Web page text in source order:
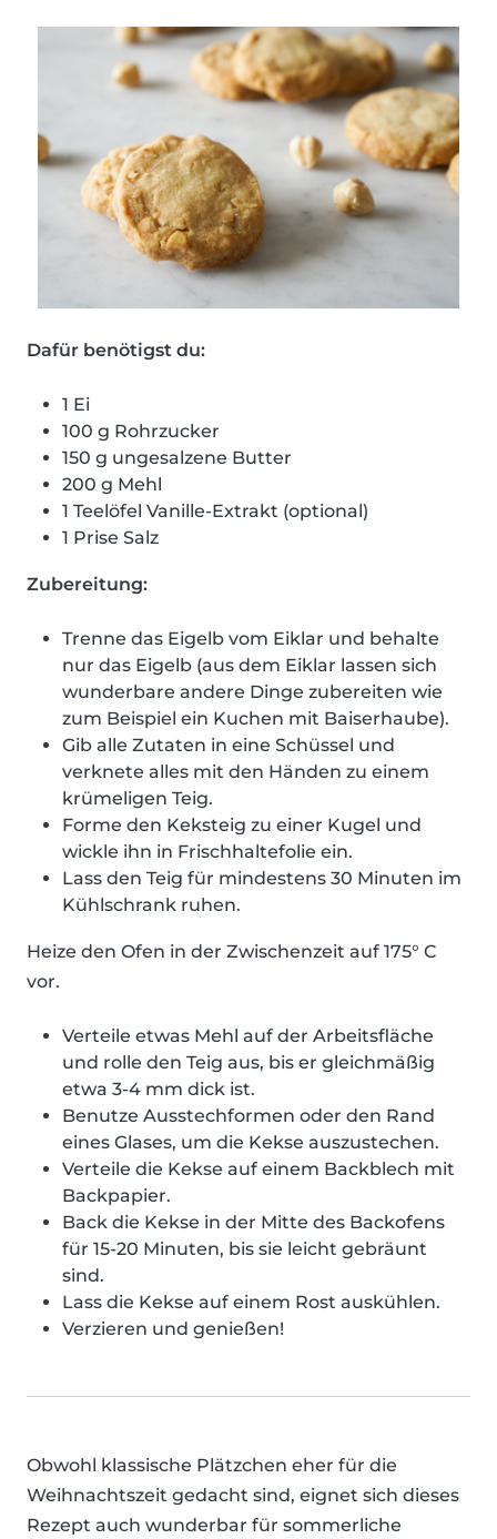
Dafür benötigst du:
1 Ei
100 g Rohrzucker
150 g ungesalzene Butter
200 g Mehl
1 Teelöfel Vanille-Extrakt (optional)
1 Prise Salz
Zubereitung:
Trenne das Eigelb vom Eiklar und behalte
nur das Eigelb (aus dem Eiklar lassen sich
wunderbare andere Dinge zubereiten wie
zum Beispiel ein Kuchen mit Baiserhaube).
Gib alle Zutaten in eine Schüssel und
verknete alles mit den Händen zu einem
krümeligen Teig.
Forme den Keksteig zu einer Kugel und
wickle ihn in Frischhaltefolie ein.
Lass den Teig für mindestens 30 Minuten im
Kühlschrank ruhen.
Heize den Ofen in der Zwischenzeit auf 175° C
vor.
Verteile etwas Mehl auf der Arbeitsfläche
und rolle den Teig aus, bis er gleichmäßig
etwa 3-4 mm dick ist.
Benutze Ausstechformen oder den Rand
eines Glases, um die Kekse auszustechen.
Verteile die Kekse auf einem Backblech mit
Backpapier.
Back die Kekse in der Mitte des Backofens
für 15-20 Minuten, bis sie leicht gebräunt
sind.
Lass die Kekse auf einem Rost auskühlen.
Verzieren und genießen!
Obwohl klassische Plätzchen eher für die
Weihnachtszeit gedacht sind, eignet sich dieses
Rezept auch wunderbar für sommerliche